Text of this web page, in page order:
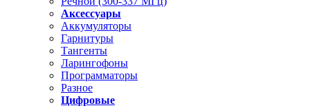
Аксессуары
Аккумуляторы
Гарнитуры
Тангенты
Ларингофоны
Программаторы
Разное
Цифровые